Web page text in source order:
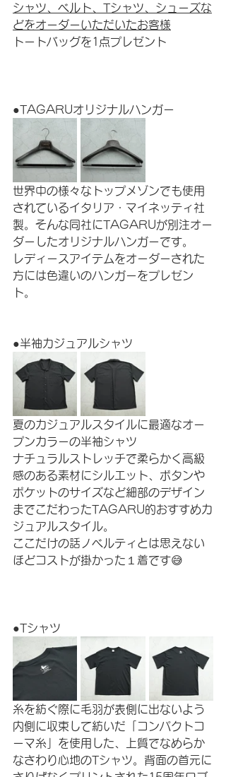
シャツ、ベルト、Tシャツ、シューズな
どをオーダーいただいたお客様
トートバッグを1点プレゼント
●TAGARUオリジナルハンガー
世界中の様々なトップメゾンでも使用
されているイタリア・マイネッティ社
製。そんな同社にTAGARUが別注オー
ダーしたオリジナルハンガーです。
レディースアイテムをオーダーされた
方には色違いのハンガーをプレゼン
ト。
●半袖カジュアルシャツ
夏のカジュアルスタイルに最適なオー
プンカラーの半袖シャツ
ナチュラルストレッチで柔らかく高級
感のある素材にシルエット、ボタンや
ポケットのサイズなど細部のデザイン
までこだわったTAGARU的おすすめカ
ジュアルスタイル。
ここだけの話ノベルティとは思えない
ほどコストが掛かった１着です😅
●Tシャツ
糸を紡ぐ際に毛羽が表側に出ないよう
内側に収束して紡いだ「コンパクトコ
ーマ糸」を使用した、上質でなめらか
なさわり心地のTシャツ。背面の首元に